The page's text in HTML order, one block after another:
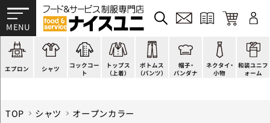
エプロン
かぶり型
スモック風
厨房用
ラップエプロン
シャツ
ピンタック
Tシャツ
ポロシャツ
和風シャツ(Asian)コックコー
ト
ショップコート
スタンダード
ファッション
キッズ
トップス
（上着）
法被(はっぴ)
調理白衣
カットソー
ジャンバー
ボトムス
（パンツ）
イージーパンツ
ワンピース
厨房シューズ
フロアシューズ
帽子・
バンダナ
洋帽子
コック帽
衛生帽子
ヘアネット
ネクタイ・
小物
ネクタイ
蝶ネクタイ
リボン・スカーフ
クロスタイ
和装ユニフ
ォーム
帯
草履、足袋など
着付小物
きもの
TOP シャツ オープンカラー